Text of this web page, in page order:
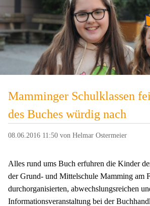
Mamminger Schulklassen
des Buches würdig nach
08.06.2016 11:50 von Helmar Ostermeier
Alles rund ums Buch erfuhren die Kinder
der Grund- und Mittelschule Mamming am
durchorganisierten, abwechslungsreichen
Informationsveranstaltung bei der